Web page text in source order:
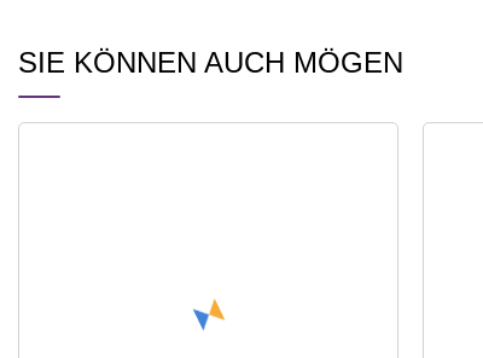
SIE KÖNNEN AUCH MÖGEN